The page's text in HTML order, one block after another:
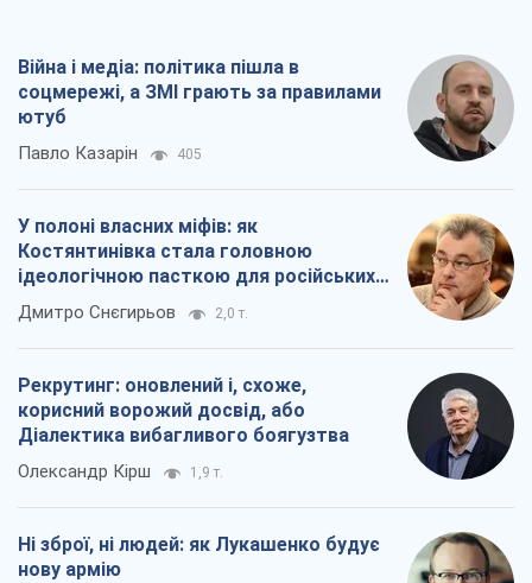
Війна і медіа: політика пішла в
соцмережі, а ЗМІ грають за правилами
ютуб
Павло Казарін 405
У полоні власних міфів: як
Костянтинівка стала головною
ідеологічною пасткою для російських
окупантів
Дмитро Снєгирьов 2,0 т.
Рекрутинг: оновлений і, схоже,
корисний ворожий досвід, або
Діалектика вибагливого боягузтва
Олександр Кірш 1,9 т.
Ні зброї, ні людей: як Лукашенко будує
нову армію